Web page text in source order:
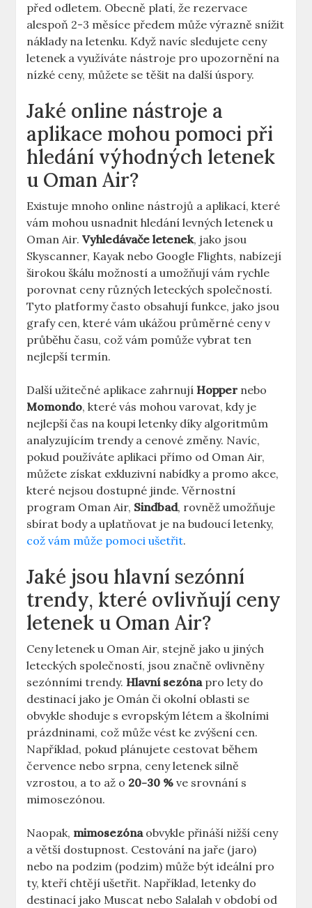
před odletem. Obecně platí, že rezervace
alespoň 2-3 měsíce předem může výrazně snížit
náklady na letenku. Když navíc sledujete ceny
letenek a využíváte nástroje pro upozornění na
nízké ceny, můžete se těšit na další úspory.
Jaké online nástroje a
aplikace mohou pomoci při
hledání výhodných letenek
u Oman Air?
Existuje mnoho online nástrojů a aplikací, které
vám mohou usnadnit hledání levných letenek u
Oman Air.Vyhledávače letenek, jako jsou
Skyscanner, Kayak nebo Google Flights, nabízejí
širokou škálu možností a umožňují vám rychle
porovnat ceny různých leteckých společností.
Tyto platformy často obsahují funkce, jako jsou
grafy cen, které vám ukážou průměrné ceny v
průběhu času, což vám pomůže vybrat ten
nejlepší termín.
Další užitečné aplikace zahrnujíHopper nebo
Momondo, které vás mohou varovat, kdy je
nejlepší čas na koupi letenky díky algoritmům
analyzujícím trendy a cenové změny. Navíc,
pokud používáte aplikaci přímo od Oman Air,
můžete získat exkluzivní nabídky a promo akce,
které nejsou dostupné jinde. Věrnostní
program Oman Air, Sindbad, rovněž umožňuje
sbírat body a uplatňovat je na budoucí letenky,
což vám může pomoci ušetřit.
Jaké jsou hlavní sezónní
trendy, které ovlivňují ceny
letenek u Oman Air?
Ceny letenek u Oman Air, stejně jako u jiných
leteckých společností, jsou značně ovlivněny
sezónními trendy.Hlavní sezónapro lety do
destinací jako je Omán či okolní oblasti se
obvykle shoduje s evropským létem a školními
prázdninami, což může vést ke zvýšení cen.
Například, pokud plánujete cestovat během
července nebo srpna, ceny letenek silně
vzrostou, a to až o 20-30 % ve srovnání s
mimosezónou.
Naopak, mimosezónaobvykle přináší nižší ceny
a větší dostupnost. Cestování na jaře (jaro)
nebo na podzim (podzim) může být ideální pro
ty, kteří chtějí ušetřit. Například, letenky do
destinací jako Muscat nebo Salalah v období od